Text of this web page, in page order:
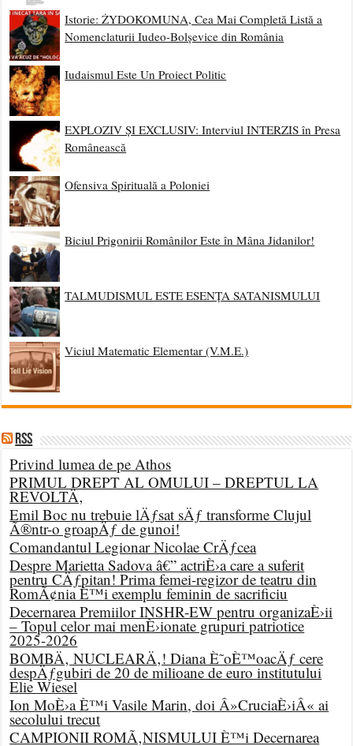
Istorie: ŻYDOKOMUNA, Cea Mai Completă Listă a
Nomenclaturii Iudeo-Bolșevice din România
Iudaismul Este Un Proiect Politic
EXPLOZIV ȘI EXCLUSIV: Interviul INTERZIS în Presa
Românească
Ofensiva Spirituală a Poloniei
Biciul Prigonirii Românilor Este în Mâna Jidanilor!
TALMUDISMUL ESTE ESENȚA SATANISMULUI
Viciul Matematic Elementar (V.M.E.)
RSS
Privind lumea de pe Athos
PRIMUL DREPT AL OMULUI – DREPTUL LA
REVOLTÄ‚
Emil Boc nu trebuie lÄƒsat sÄƒ transforme Clujul
Ã®ntr-o groapÄƒ de gunoi!
Comandantul Legionar Nicolae CrÄƒcea
Despre Marietta Sadova â€” actriÈ›a care a suferit
pentru CÄƒpitan! Prima femei-regizor de teatru din
RomÃ¢nia È™i exemplu feminin de sacrificiu
Decernarea Premiilor INSHR-EW pentru organizaÈ›ii
– Topul celor mai menÈ›ionate grupuri patriotice
2025-2026
BOMBÄ‚ NUCLEARÄ‚! Diana È˜oÈ™oacÄƒ cere
despÄƒgubiri de 20 de milioane de euro institutului
Elie Wiesel
Ion MoÈ›a È™i Vasile Marin, doi Â»CruciaÈ›iÂ« ai
secolului trecut
CAMPIONII ROMÃ‚NISMULUI È™i Decernarea